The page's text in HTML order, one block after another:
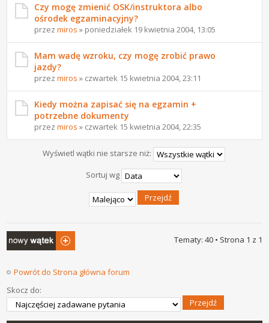
Czy mogę zmienić OSK/instruktora albo
ośrodek egzaminacyjny?
przezmiros » poniedziałek 19 kwietnia 2004, 13:05
Mam wadę wzroku, czy mogę zrobić prawo
jazdy?
przezmiros » czwartek 15 kwietnia 2004, 23:11
Kiedy można zapisać się na egzamin +
potrzebne dokumenty
przezmiros » czwartek 15 kwietnia 2004, 22:35
Wyświetl wątki nie starsze niż:
Sortuj wg
Napisz wątek Tematy: 40 • Strona 1 z 1
Powrót do Strona główna forum
Skocz do: